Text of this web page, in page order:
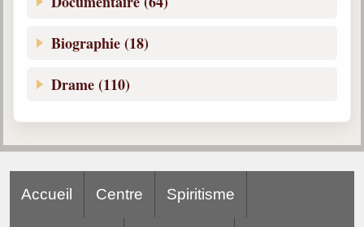
Biographie (18)
Drame (110)
Accueil Centre Spiritisme